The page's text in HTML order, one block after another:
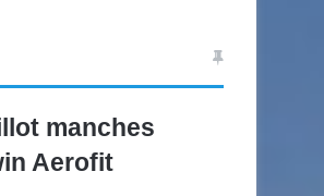
manches
Aerofit